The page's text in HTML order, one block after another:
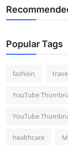
Popular Tags
fashion
YouTube
YouTube
healthcare